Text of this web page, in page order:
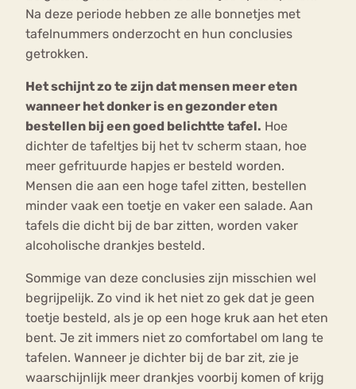
Na deze periode hebben ze alle bonnetjes met
tafelnummers onderzocht en hun conclusies
getrokken.
Het schijnt zo te zijn dat mensen meer eten
wanneer het donker is en gezonder eten
bestellen bij een goed belichtte tafel. Hoe
dichter de tafeltjes bij het tv scherm staan, hoe
meer gefrituurde hapjes er besteld worden.
Mensen die aan een hoge tafel zitten, bestellen
minder vaak een toetje en vaker een salade. Aan
tafels die dicht bij de bar zitten, worden vaker
alcoholische drankjes besteld.
Sommige van deze conclusies zijn misschien wel
begrijpelijk. Zo vind ik het niet zo gek dat je geen
toetje besteld, als je op een hoge kruk aan het eten
bent. Je zit immers niet zo comfortabel om lang te
tafelen. Wanneer je dichter bij de bar zit, zie je
waarschijnlijk meer drankjes voorbij komen of krijg